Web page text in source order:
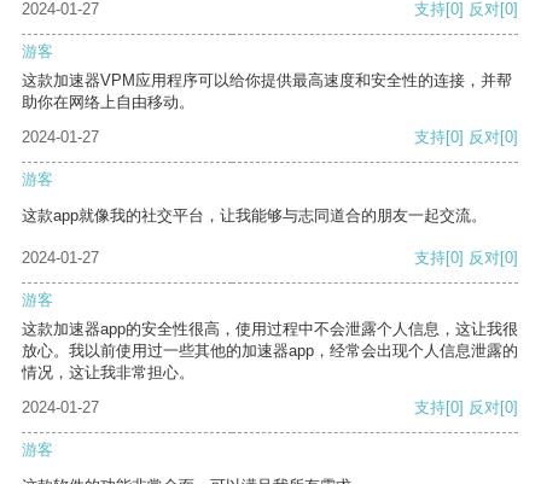
2024-01-27 支持[0] 反对[0]
游客
这款加速器VPM应用程序可以给你提供最高速度和安全性的连接，并帮
助你在网络上自由移动。
2024-01-27
支持[0] 反对[0]
游客
这款app就像我的社交平台，让我能够与志同道合的朋友一起交流。
2024-01-27 支持[0] 反对[0]
游客
这款加速器app的安全性很高，使用过程中不会泄露个人信息，这让我很
放心。我以前使用过一些其他的加速器app，经常会出现个人信息泄露的
情况，这让我非常担心。
2024-01-27
支持[0] 反对[0]
游客